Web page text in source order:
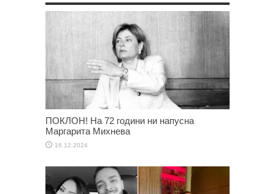
ПОКЛОН! На 72 години ни напусна
Маргарита Михнева
16.12.2024